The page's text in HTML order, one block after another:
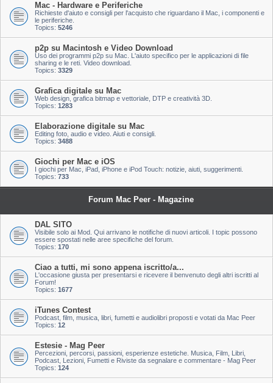
Mac - Hardware e Periferiche
Richieste d'aiuto e consigli per l'acquisto che riguardano il Mac, i componenti e
le periferiche.
Topics: 5246
p2p su Macintosh e Video Download
Uso dei programmi p2p su Mac. L'aiuto specifico per le applicazioni di file
sharing e le reti. Video download.
Topics: 3329
Grafica digitale su Mac
Web design, grafica bitmap e vettoriale, DTP e creatività 3D.
Topics: 1283
Elaborazione digitale su Mac
Editing foto, audio e video. Aiuti e consigli.
Topics: 3488
Giochi per Mac e iOS
I giochi per Mac, iPad, iPhone e iPod Touch: notizie, aiuti, suggerimenti.
Topics: 733
Forum Mac Peer - Magazine
DAL SITO
Visibile solo ai Mod. Qui arrivano le notifiche di nuovi articoli. I topic possono
essere spostati nelle aree specifiche del forum.
Topics: 170
Ciao a tutti, mi sono appena iscritto/a...
L'occasione giusta per presentarsi e ricevere il benvenuto degli altri iscritti al
Forum!
Topics: 1677
iTunes Contest
Podcast, film, musica, libri, fumetti e audiolibri proposti e votati da Mac Peer
Topics: 12
Estesie - Mag Peer
Percezioni, percorsi, passioni, esperienze estetiche. Musica, Film, Libri,
Podcast, Lezioni, Fumetti e Riviste da segnalare e commentare - Mag Peer
Topics: 124